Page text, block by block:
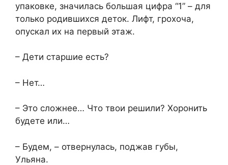
упаковке, значилась большая цифра “1” – для
только родившихся деток. Лифт, грохоча,
опускал их на первый этаж.
– Дети старшие есть?
– Нет…
– Это сложнее… Что твои решили? Хоронить
будете или…
– Будем, – отвернулась, поджав губы,
Ульяна.